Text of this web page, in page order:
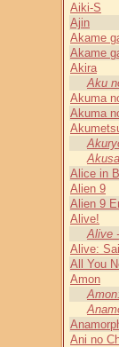
Aiki-S
Ajin
Akame
Akame
Akira
Aku
Akuma
Akuma
Alice in
Alien 9
Alien 9
Alive!
Alive
Alive:
All You
Amon
Ani no